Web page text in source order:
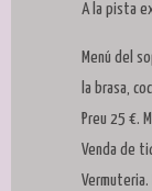
A la pista
Menú del
la brasa,
Preu 25 €.
Venda de